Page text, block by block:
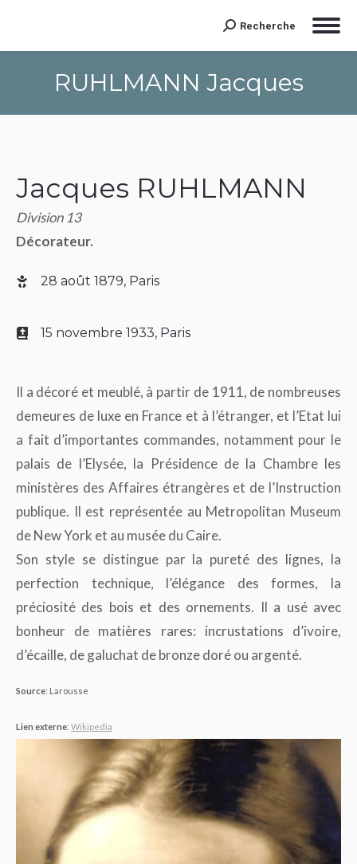
Search:
Recherche
RUHLMANN Jacques
Jacques RUHLMANN
Division 13
Décorateur.
28 août 1879, Paris
15 novembre 1933, Paris
Il a décoré et meublé, à partir de 1911, de nombreuses
demeures de luxe en France et à l’étranger, et l’Etat lui
a fait d’importantes commandes, notamment pour le
palais de l’Elysée, la Présidence de la Chambre les
ministères des Affaires étrangères et de l’Instruction
publique. Il est représentée au Metropolitan Museum
de New York et au musée du Caire.
Son style se distingue par la pureté des lignes, la
perfection technique, l’élégance des formes, la
préciosité des bois et des ornements. Il a usé avec
bonheur de matières rares: incrustations d’ivoire,
d’écaille, de galuchat de bronze doré ou argenté.
Source: Larousse
Lien externe: Wikipedia